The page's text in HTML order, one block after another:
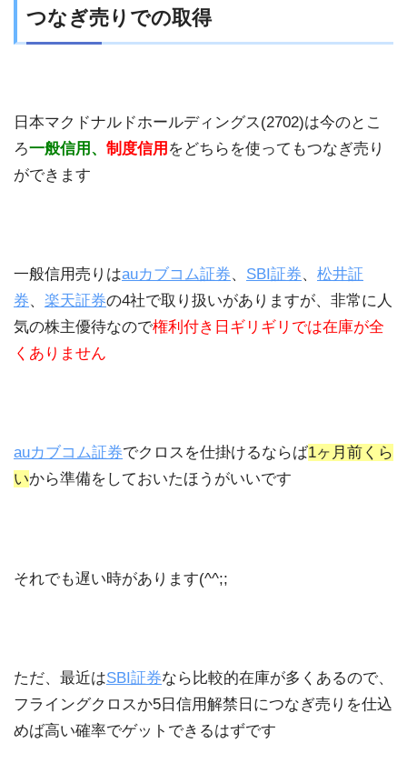
つなぎ売りでの取得
日本マクドナルドホールディングス(2702)は今のとこ
ろ一般信用、 制度信用 をどちらを使ってもつなぎ売り
ができます
一般信用売りはauカブコム証券、 SBI証券、 松井証
券、 楽天証券の4社で取り扱いがありますが、非常に人
気の株主優待なので権利付き日ギリギリでは在庫が全
くありません
auカブコム証券でクロスを仕掛けるならば1ヶ月前くら
いから準備をしておいたほうがいいです
それでも遅い時があります(^^;;
ただ、最近はSBI証券なら比較的在庫が多くあるので、
フライングクロスか5日信用解禁日につなぎ売りを仕込
めば高い確率でゲットできるはずです